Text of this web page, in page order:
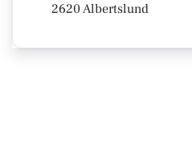
2620 Albertslund